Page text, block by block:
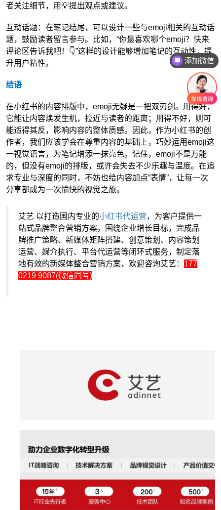
者关注细节，用💡提出观点或建议。
互动话题：在笔记结尾，可以设计一些与emoji相关的互动话
题，鼓励读者留言参与。比如，“你最喜欢哪个emoji？快来
评论区告诉我吧！👇”这样的设计能够增加笔记的互动性，提
升用户粘性。
结语
在小红书的内容排版中，emoji无疑是一把双刃剑。用得好，
它能让内容焕发生机，拉近与读者的距离；用得不好，则可
能适得其反，影响内容的整体质感。因此，作为小红书的创
作者，我们应该学会在尊重内容的基础上，巧妙运用emoji这
一视觉语言，为笔记增添一抹亮色。记住，emoji不是万能
的，但没有emoji的排版，或许会失去不少乐趣与温度。在追
求专业与深度的同时，不妨也给内容加点“表情”，让每一次
分享都成为一次愉快的视觉之旅。
艾艺 以打造国内专业的小红书代运营，为客户提供一
站式品牌整合营销方案。围绕企业增长目标，完成品
牌推广策略、新媒体矩阵搭建、创意策划、内容策划
运营、媒介执行、平台代运营等闭环式服务，制定落
地有效的新媒体整合营销方案，欢迎咨询艾艺： 177
0219 9087(微信同号)
添加微信
咨询报价